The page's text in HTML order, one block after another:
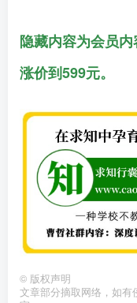
隐藏内容为会员
涨价到599元。
© 版权声明
文章部分摘取网络，如